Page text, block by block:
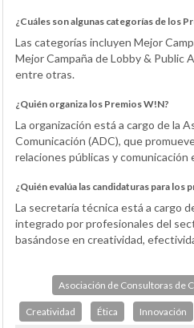
¿Cuáles son algunas categorías de los
Las categorías incluyen Mejor
Mejor Campaña de Lobby & Public
entre otras.
¿Quién organiza los Premios W!N?
La organización está a cargo de la
Comunicación (ADC), que
relaciones públicas y comunicación
¿Quién evalúa las candidaturas para los
La secretaría técnica está a cargo
integrado por profesionales del
basándose en creatividad,
Asociación de Consultoras de
Creatividad Ética Innovación